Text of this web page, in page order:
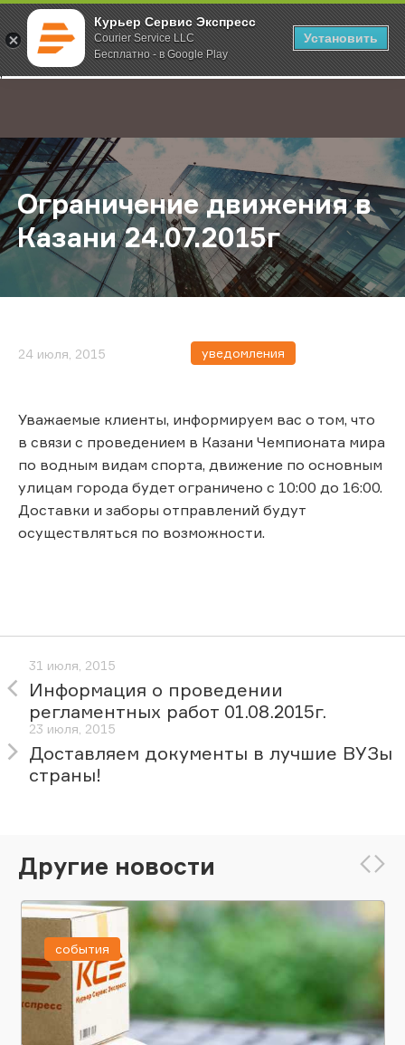
Курьер Сервис Экспресс
Courier Service LLC
Бесплатно - в Google Play
Установить
;
Главная О компании Новости Ограничение движения в Казани
Ограничение движения в
Казани 24.07.2015г
24 июля, 2015 уведомления
Уважаемые клиенты, информируем вас о том, что
в связи с проведением в Казани Чемпионата мира
по водным видам спорта, движение по основным
улицам города будет ограничено с 10:00 до 16:00.
Доставки и заборы отправлений будут
осуществляться по возможности.
31 июля, 2015
Информация о проведении
регламентных работ 01.08.2015г.
23 июля, 2015
Доставляем документы в лучшие ВУЗы
страны!
Другие новости
события